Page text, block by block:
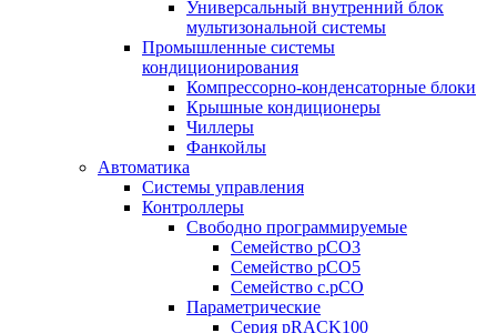
Универсальный внутренний блок
мультизональной системы
Промышленные системы
кондиционирования
Компрессорно-конденсаторные блоки
Крышные кондиционеры
Чиллеры
Фанкойлы
Автоматика
Системы управления
Контроллеры
Свободно программируемые
Семейство pCO3
Семейство pCO5
Семейство c.pCO
Параметрические
Серия pRACK100